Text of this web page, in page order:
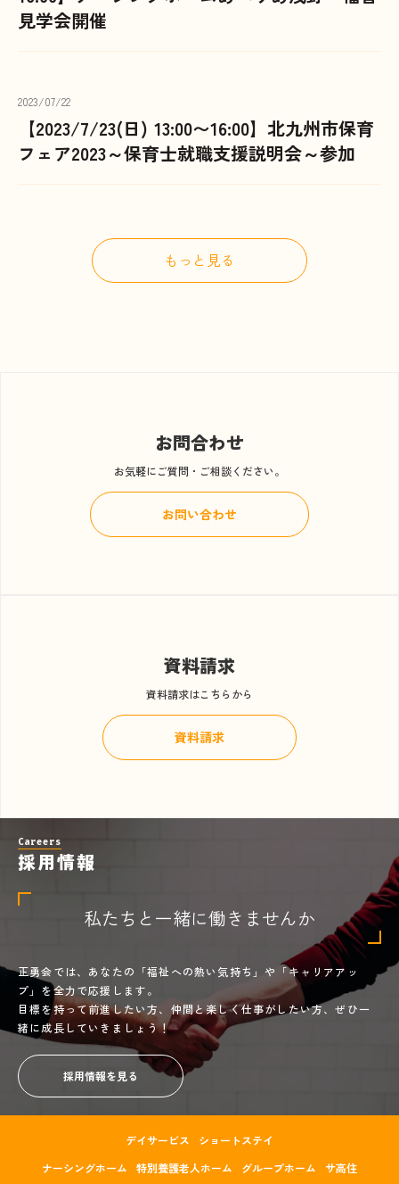
見学会開催
2023/07/22
【2023/7/23(日) 13:00〜16:00】北九州市保育
フェア2023～保育士就職支援説明会～参加
もっと見る
お問合わせ
お気軽にご質問・ご相談ください。
お問い合わせ
資料請求
資料請求はこちらから
資料請求
Careers
採用情報
私たちと一緒に働きませんか
正勇会では、あなたの「福祉への熱い気持ち」や「キャリアアッ
プ」を全力で応援します。
目標を持って前進したい方、仲間と楽しく仕事がしたい方、ぜひ一
緒に成長していきましょう！
採用情報を見る
デイサービス
ショートステイ
ナーシングホーム
特別養護老人ホーム グループホーム サ高住